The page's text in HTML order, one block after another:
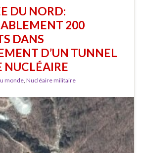
DU NORD:
200
DANS
D’UN TUNNEL
NUCLÉAIRE
monde Nucléaire militaire